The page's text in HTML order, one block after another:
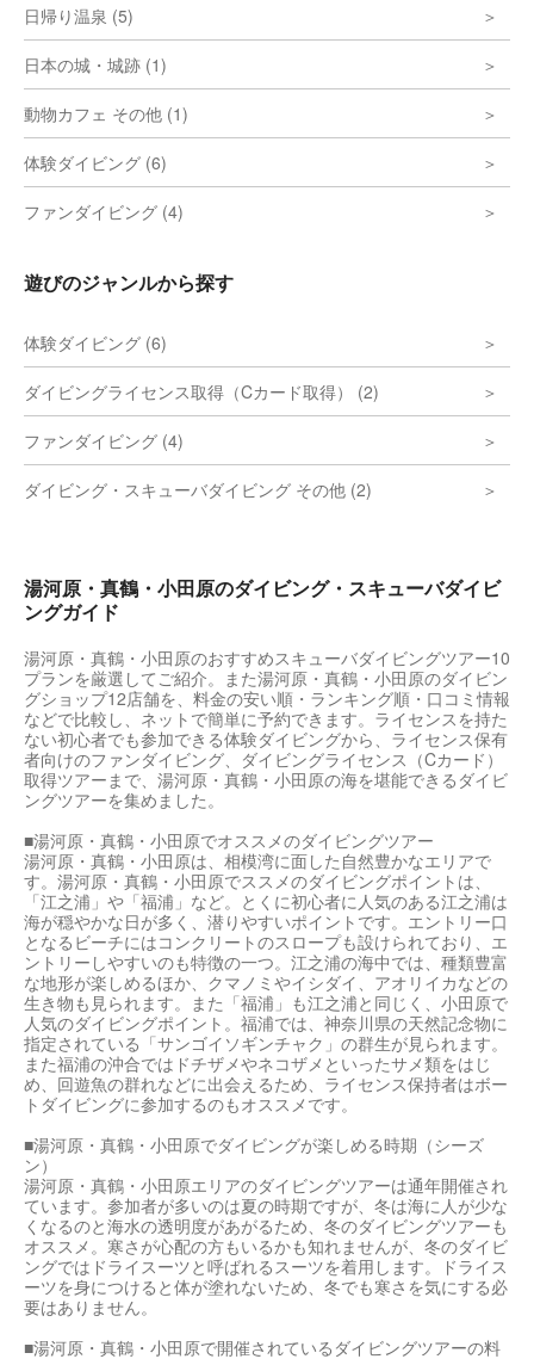
日帰り温泉 (5)
日本の城・城跡 (1)
動物カフェ その他 (1)
体験ダイビング (6)
ファンダイビング (4)
遊びのジャンルから探す
体験ダイビング (6)
ダイビングライセンス取得（Cカード取得） (2)
ファンダイビング (4)
ダイビング・スキューバダイビング その他 (2)
湯河原・真鶴・小田原のダイビング・スキューバダイビ
ングガイド
湯河原・真鶴・小田原のおすすめスキューバダイビングツアー10
プランを厳選してご紹介。また湯河原・真鶴・小田原のダイビン
グショップ12店舗を、料金の安い順・ランキング順・口コミ情報
などで比較し、ネットで簡単に予約できます。ライセンスを持た
ない初心者でも参加できる体験ダイビングから、ライセンス保有
者向けのファンダイビング、ダイビングライセンス（Cカード）
取得ツアーまで、湯河原・真鶴・小田原の海を堪能できるダイビ
ングツアーを集めました。
■湯河原・真鶴・小田原でオススメのダイビングツアー
湯河原・真鶴・小田原は、相模湾に面した自然豊かなエリアで
す。湯河原・真鶴・小田原でススメのダイビングポイントは、
「江之浦」や「福浦」など。とくに初心者に人気のある江之浦は
海が穏やかな日が多く、潜りやすいポイントです。エントリー口
となるビーチにはコンクリートのスロープも設けられており、エ
ントリーしやすいのも特徴の一つ。江之浦の海中では、種類豊富
な地形が楽しめるほか、クマノミやイシダイ、アオリイカなどの
生き物も見られます。また「福浦」も江之浦と同じく、小田原で
人気のダイビングポイント。福浦では、神奈川県の天然記念物に
指定されている「サンゴイソギンチャク」の群生が見られます。
また福浦の沖合ではドチザメやネコザメといったサメ類をはじ
め、回遊魚の群れなどに出会えるため、ライセンス保持者はボー
トダイビングに参加するのもオススメです。
■湯河原・真鶴・小田原でダイビングが楽しめる時期（シーズ
ン）
湯河原・真鶴・小田原エリアのダイビングツアーは通年開催され
ています。参加者が多いのは夏の時期ですが、冬は海に人が少な
くなるのと海水の透明度があがるため、冬のダイビングツアーも
オススメ。寒さが心配の方もいるかも知れませんが、冬のダイビ
ングではドライスーツと呼ばれるスーツを着用します。ドライス
ーツを身につけると体が塗れないため、冬でも寒さを気にする必
要はありません。
■湯河原・真鶴・小田原で開催されているダイビングツアーの料